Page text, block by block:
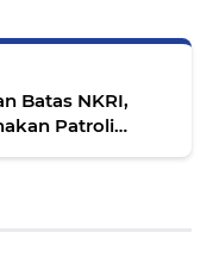
Batas NKRI,
Patroli